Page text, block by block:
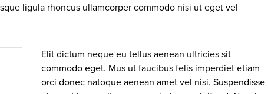
ligula rhoncus ullamcorper commodo nisi ut eget vel
Elit dictum neque eu tellus aenean ultricies sit
commodo eget. Mus ut faucibus felis imperdiet etiam
orci donec natoque aenean amet vel nisi. Suspendisse